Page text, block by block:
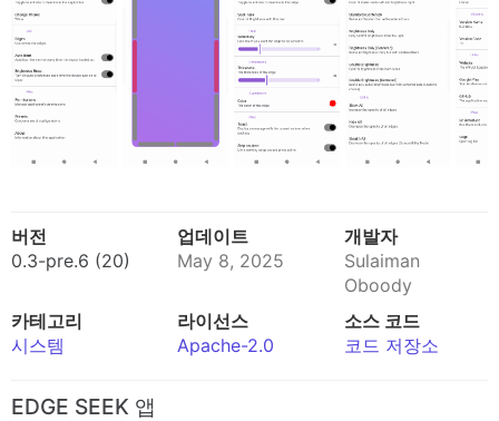
버전
0.3-pre.6 (20)
업데이트
May 8, 2025
개발자
Sulaiman
Oboody
카테고리
시스템
라이선스
Apache-2.0
소스 코드
코드 저장소
EDGE SEEK 앱